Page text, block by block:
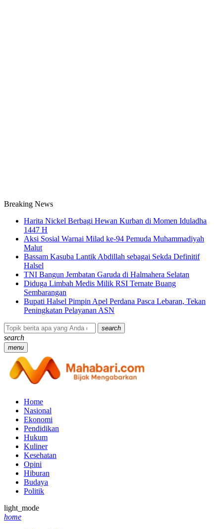
Breaking News
Harita Nickel Berbagi Hewan Kurban di Momen Iduladha
1447 H
Aksi Sosial Warnai Milad ke-94 Pemuda Muhammadiyah
Malut
Bassam Kasuba Lantik Abdillah sebagai Sekda Definitif
Halsel
TNI Bangun Jembatan Garuda di Halmahera Selatan
Diduga Limbah Medis Milik RSI Ternate Buang
Sembarangan
Bupati Halsel Pimpin Apel Perdana Pasca Lebaran, Tekan
Peningkatan Pelayanan ASN
search
search
menu
Home
Nasional
Ekonomi
Pendidikan
Hukum
Kuliner
Kesehatan
Opini
Hiburan
Budaya
Politik
light_mode
home